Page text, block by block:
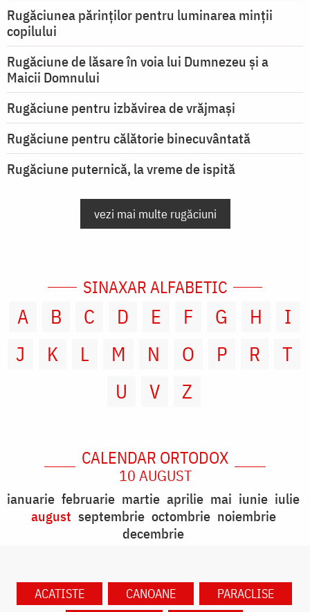
Rugăciunea părinților pentru luminarea minţii
copilului
Rugăciune de lăsare în voia lui Dumnezeu şi a
Maicii Domnului
Rugăciune pentru izbăvirea de vrăjmași
Rugăciune pentru călătorie binecuvântată
Rugăciune puternică, la vreme de ispită
vezi mai multe rugăciuni
SINAXAR ALFABETIC
A B C D E F G H
I
J
K L M N O P R
T
U
V Z
CALENDAR ORTODOX
10 AUGUST
ianuarie februarie martie aprilie mai iunie iulie
august septembrie octombrie noiembrie
decembrie
ACATISTE CANOANE
PARACLISE